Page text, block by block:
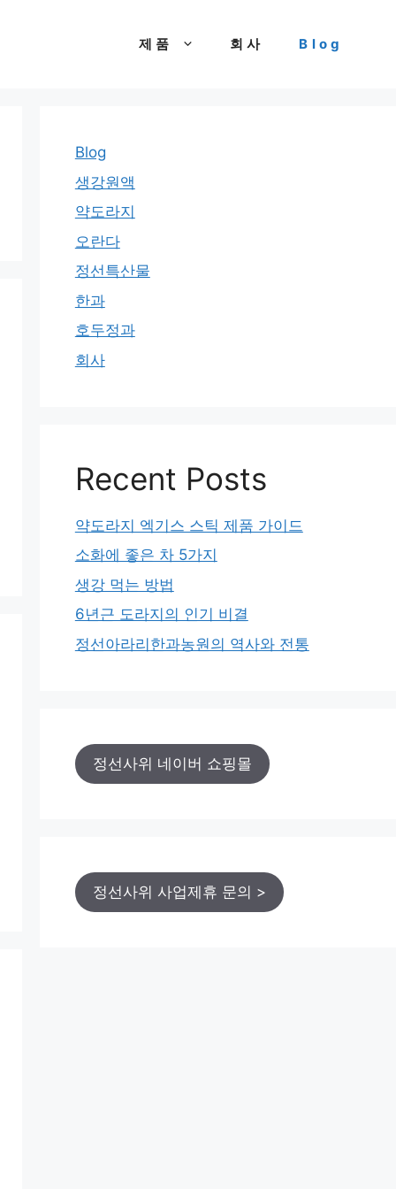
제품 회사 Blog
Blog
생강원액
약도라지
오란다
정선특산물
한과
호두정과
회사
Recent Posts
약도라지 엑기스 스틱 제품 가이드
소화에 좋은 차 5가지
생강 먹는 방법
6년근 도라지의 인기 비결
정선아라리한과농원의 역사와 전통
정선사위 네이버 쇼핑몰
정선사위 사업제휴 문의 >